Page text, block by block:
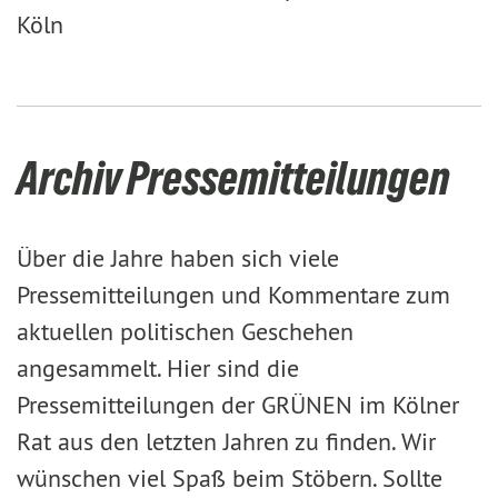
Köln
Archiv Pressemitteilungen
Über die Jahre haben sich viele
Pressemitteilungen und Kommentare zum
aktuellen politischen Geschehen
angesammelt. Hier sind die
Pressemitteilungen der GRÜNEN im Kölner
Rat aus den letzten Jahren zu finden. Wir
wünschen viel Spaß beim Stöbern. Sollte